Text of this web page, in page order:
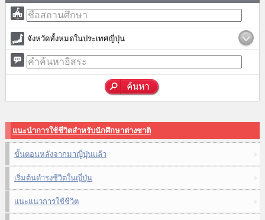
จังหวัดทั้งหมดในประเทศญี่ปุ่น
แนะนำการใช้ชีวิตสำหรับนักศึกษาต่างชาติ
ขั้นตอนหลังจากมาญี่ปุ่นแล้ว
เริ่มต้นดำรงชีวิตในญี่ปุ่น
แนะแนวการใช้ชีวิต